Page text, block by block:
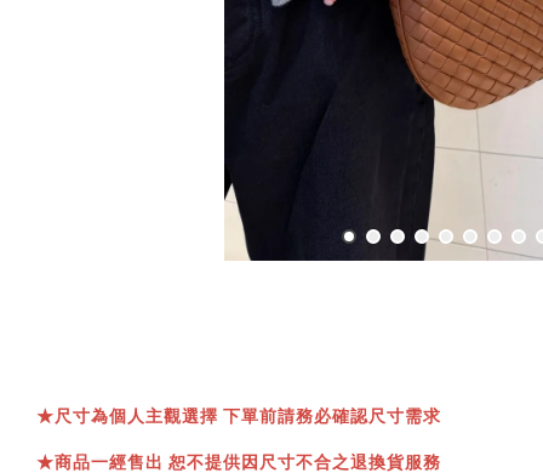
★尺寸為個人主觀選擇 下單前請務必確認尺寸需求
★商品一經售出 恕不提供因尺寸不合之退換貨服務